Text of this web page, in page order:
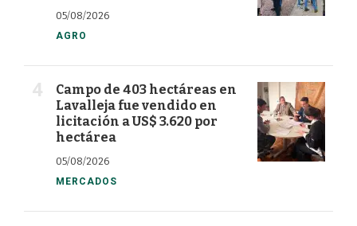
05/08/2026
AGRO
Campo de 403 hectáreas en
Lavalleja fue vendido en
licitación a US$ 3.620 por
hectárea
05/08/2026
MERCADOS